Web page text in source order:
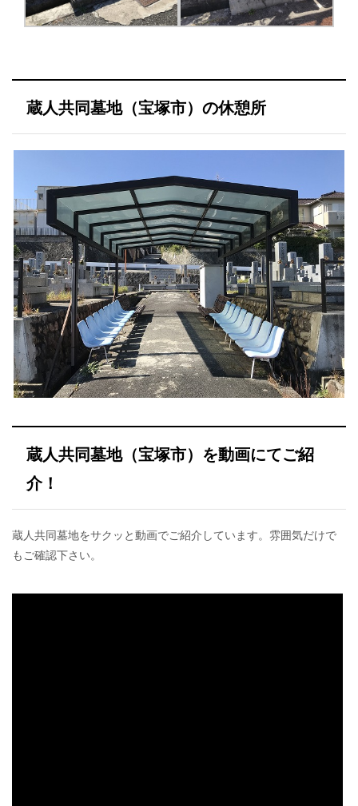
蔵人共同墓地（宝塚市）の休憩所
蔵人共同墓地（宝塚市）を動画にてご紹
介！
蔵人共同墓地をサクッと動画でご紹介しています。雰囲気だけで
もご確認下さい。